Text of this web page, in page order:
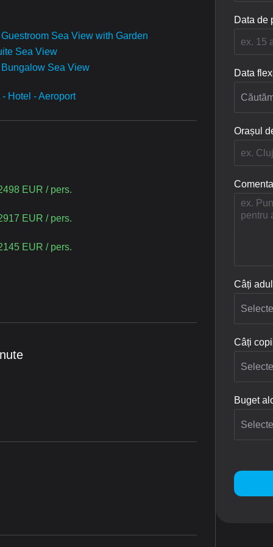
Sea View with Garden
Sea View
Bungalow Sea View
Hotel - Aeroport
EUR / pers.
EUR / pers.
EUR / pers.
Data de
Data
Orașul
Câți
Câți
Buget